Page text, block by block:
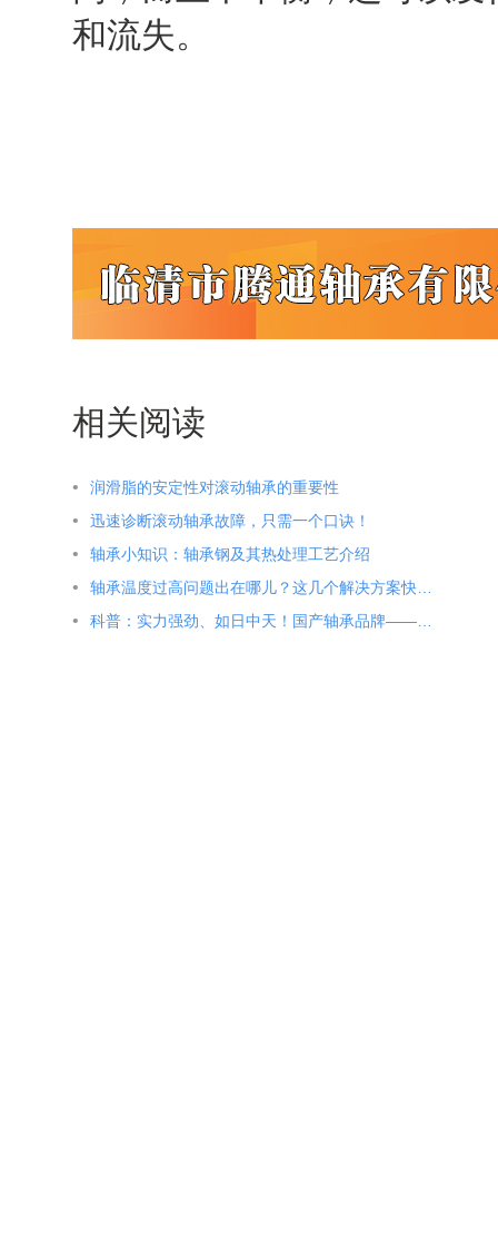
和流失。
相关阅读
润滑脂的安定性对滚动轴承的重要性
迅速诊断滚动轴承故障，只需一个口诀！
轴承小知识：轴承钢及其热处理工艺介绍
轴承温度过高问题出在哪儿？这几个解决方案快收藏
科普：实力强劲、如日中天！国产轴承品牌——瓦冶轴（WZWN）